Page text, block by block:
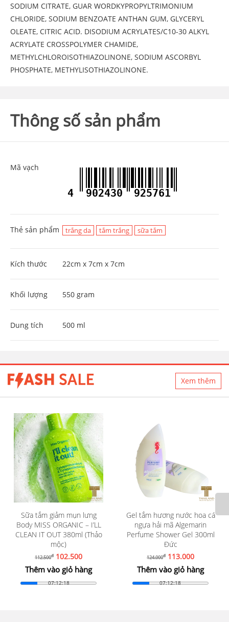
SODIUM CITRATE, GUAR WORDKYPROPYLTRIMONIUM
CHLORIDE, SODIUM BENZOATE ANTHAN GUM, GLYCERYL
OLEATE, CITRIC ACID. DISODIUM ACRYLATES/C10-30 ALKYL
ACRYLATE CROSSPOLYMER CHAMIDE,
METHYLCHLOROISOTHIAZOLINONE, SODIUM ASCORBYL
PHOSPHATE, METHYLISOTHIAZOLINONE.
Thông số sản phẩm
Mã vạch
4 902430 925761
Thẻ sản phẩm trắng da tắm trắng sữa tắm
Kích thước 22cm x 7cm x 7cm
Khối lượng 550 gram
Dung tích 500 ml
Xem thêm
Sữa tắm giảm mụn lưng
Body MISS ORGANIC – I’LL
CLEAN IT OUT 380ml (Thảo
mộc)
112.500đ 102.500
Thêm vào giỏ hàng
07:12:17
Gel tắm hương nước hoa cá
ngựa hải mã Algemarin
Perfume Shower Gel 300ml
Đức
124.000đ113.000
Thêm vào giỏ hàng
07:12:17